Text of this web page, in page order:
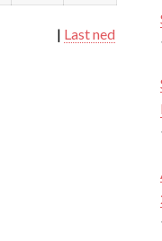
| Last ned